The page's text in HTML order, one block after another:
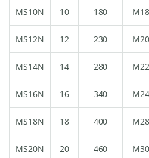
MS10N 10 180
MS12N 12 230
MS14N 14 280
MS16N 16 340
MS18N 18 400
MS20N 20 460